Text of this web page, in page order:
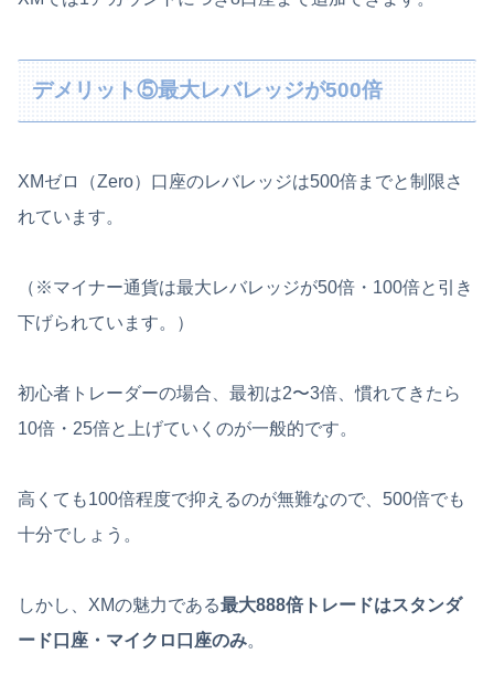
デメリット⑤最大レバレッジが500倍
XMゼロ（Zero）口座のレバレッジは500倍までと制限さ
れています。
（※マイナー通貨は最大レバレッジが50倍・100倍と引き
下げられています。）
初心者トレーダーの場合、最初は2〜3倍、慣れてきたら
10倍・25倍と上げていくのが一般的です。
高くても100倍程度で抑えるのが無難なので、500倍でも
十分でしょう。
しかし、XMの魅力である最大888倍トレードはスタンダ
ード口座・マイクロ口座のみ。